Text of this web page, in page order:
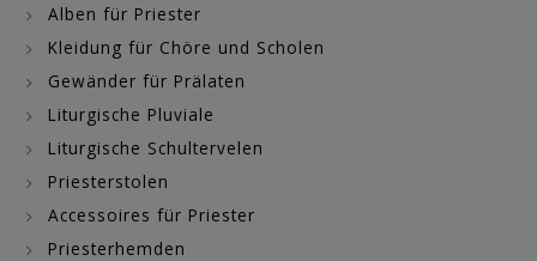
Alben für Priester
Kleidung für Chöre und Scholen
Gewänder für Prälaten
Liturgische Pluviale
Liturgische Schultervelen
Priesterstolen
Accessoires für Priester
Priesterhemden